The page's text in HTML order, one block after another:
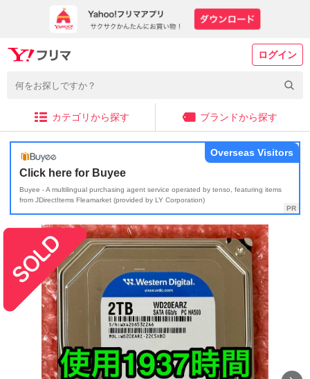
ログイン
カテゴリから探す ブランドから探す
Click here for Buyee
Buyee - A multilingual purchasing agent service operated by tenso, featuring items
from JDirectItems Fleamarket (provided by LY Corporation)
Overseas Visitors